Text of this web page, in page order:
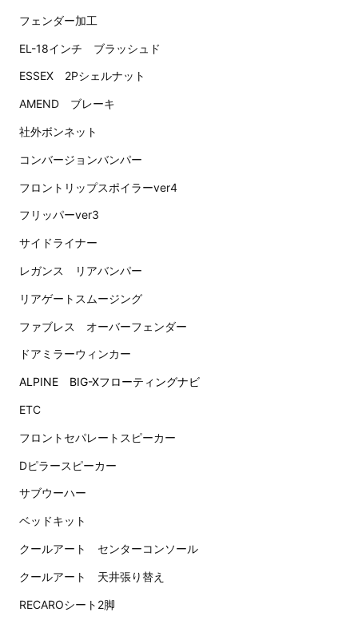
フェンダー加工
EL-18インチ ブラッシュド
ESSEX 2Pシェルナット
AMEND ブレーキ
社外ボンネット
コンバージョンバンパー
フロントリップスポイラーver4
フリッパーver3
サイドライナー
レガンス リアバンパー
リアゲートスムージング
ファブレス オーバーフェンダー
ドアミラーウィンカー
ALPINE BIG-Xフローティングナビ
ETC
フロントセパレートスピーカー
Dピラースピーカー
サブウーハー
ベッドキット
クールアート センターコンソール
クールアート 天井張り替え
RECAROシート2脚